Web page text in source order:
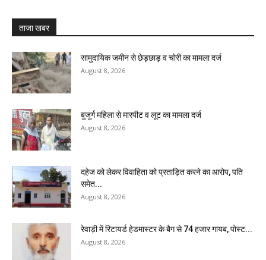
ताजा खबर
सामुदायिक जमीन से छेड़छाड़ व चोरी का मामला दर्ज
August 8, 2026
बुजुर्ग महिला से मारपीट व लूट का मामला दर्ज
August 8, 2026
दहेज को लेकर विवाहिता को प्रताड़ित करने का आरोप, पति
समेत...
August 8, 2026
रेवाड़ी में रिटायर्ड हेडमास्टर के बैग से ₹74 हजार गायब, पोस्ट...
August 8, 2026